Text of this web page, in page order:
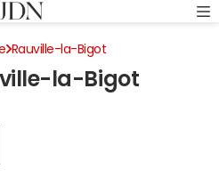
Rauville-la-Bigot
la-Bigot